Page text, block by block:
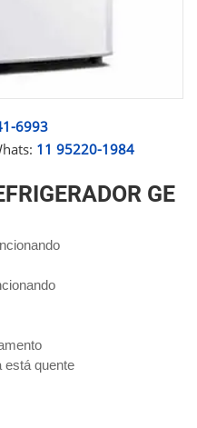
6993
11 95220-1984
GE
está quente